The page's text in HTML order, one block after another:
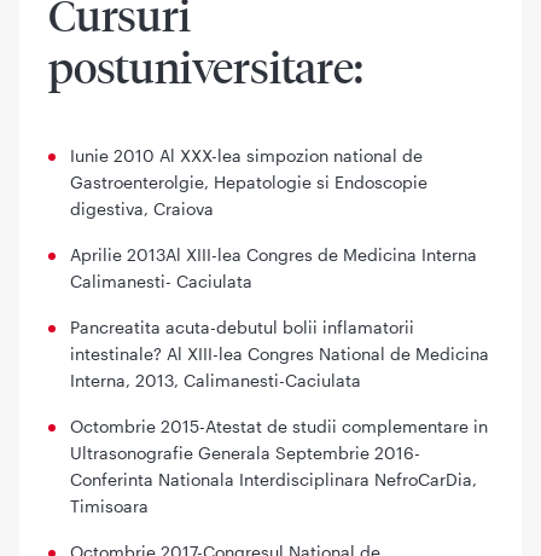
Cursuri
postuniversitare:
Iunie 2010 Al XXX-lea simpozion national de
Gastroenterolgie, Hepatologie si Endoscopie
digestiva, Craiova
Aprilie 2013Al XIII-lea Congres de Medicina Interna
Calimanesti- Caciulata
Pancreatita acuta-debutul bolii inflamatorii
intestinale? Al XIII-lea Congres National de Medicina
Interna, 2013, Calimanesti-Caciulata
Octombrie 2015-Atestat de studii complementare in
Ultrasonografie Generala Septembrie 2016-
Conferinta Nationala Interdisciplinara NefroCarDia,
Timisoara